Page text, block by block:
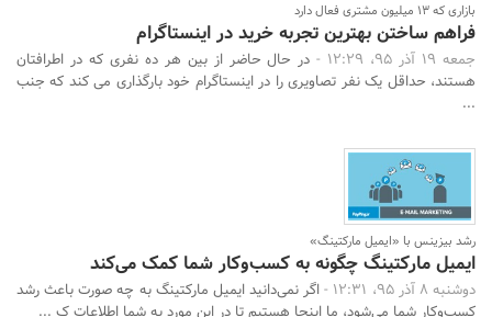
بازاری که 13 میلیون مشتری فعال دارد
فراهم ساختن بهترین تجربه خرید در اینستاگرام
جمعه 19 آذر 95، 12:29 -
در حال حاضر از بین هر ده نفری که در اطرافتان
هستند، حداقل یک نفر تصاویری را در اینستاگرام خود بارگذاری می کند که جنب
...
رشد بیزینس با «ایمیل مارکتینگ»
ایمیل مارکتینگ چگونه به کسب‌وکار شما کمک می‌کند
دوشنبه 8 آذر 95، 12:31 -
اگر نمی‌دانید ایمیل مارکتینگ به چه صورت باعث رشد